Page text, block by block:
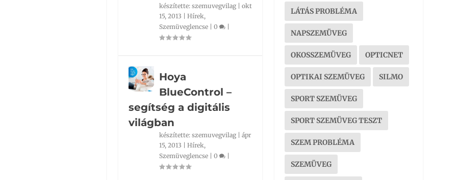
készítette: szemuvegvilag| okt
15, 2013
Hírek,
Szemüveglencse| 0 |
Hoya
BlueControl –
segítség a digitális
világban
készítette: szemuvegvilag| ápr
15, 2013
Hírek,
Szemüveglencse| 0 |
LÁTÁS PROBLÉMA
NAPSZEMÜVEG
OKOSSZEMÜVEG OPTICNET
OPTIKAI SZEMÜVEG SILMO
SPORT SZEMÜVEG
SPORT SZEMÜVEG TESZT
SZEM PROBLÉMA
SZEMÜVEG